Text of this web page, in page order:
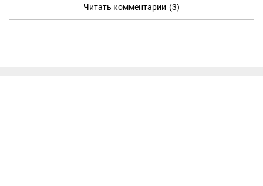
Читать комментарии (3)